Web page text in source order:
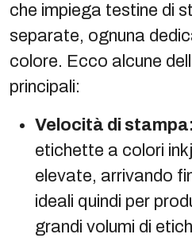
che impiega testine di
separate, ognuna
colore. Ecco alcune
principali:
Velocità di stampa:
etichette a colori
elevate, arrivando
ideali quindi per
grandi volumi di